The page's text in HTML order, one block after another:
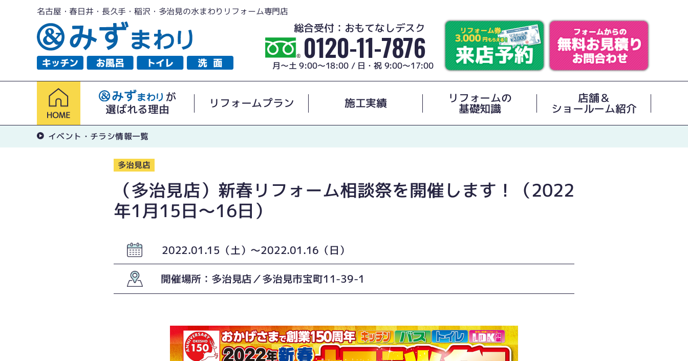
名古屋・春日井・長久手・稲沢・多治見の水まわりリフォーム専門店
総合受付：おもてなしデスク
0120-11-7876
月～土 9:00～18:00 / 日・祝 9:00～17:00
が
選ばれる理由
リフォームプラン 施工実績 リフォームの
基礎知識
店舗＆
ショールーム紹介
イベント・チラシ情報一覧
多治見店
（多治見店）新春リフォーム相談祭を開催します！（2022
年1月15日〜16日）
2022.01.15（土）〜2022.01.16（日）
開催場所：多治見店／多治見市宝町11-39-1